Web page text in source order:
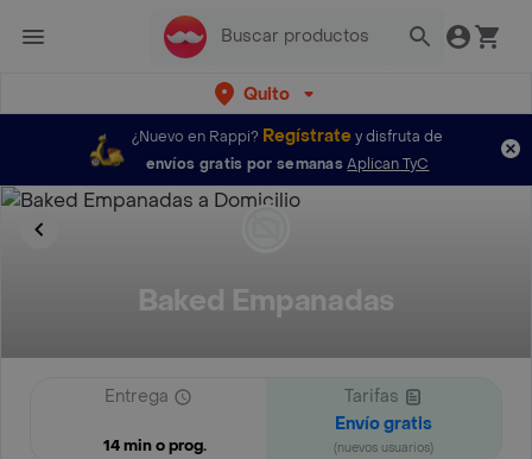
Quito
¿Nuevo en Rappi? Regístratey disfruta de
envíos gratis por semanas Aplican TyC
Baked Empanadas
Entrega
14 min o prog.
Tarifas
Envío gratis
(nuevos usuarios)